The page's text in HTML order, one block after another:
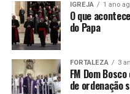
IGREJA 1 ano
O que
do Papa
FORTALEZA 3
FM Dom
de ordenação